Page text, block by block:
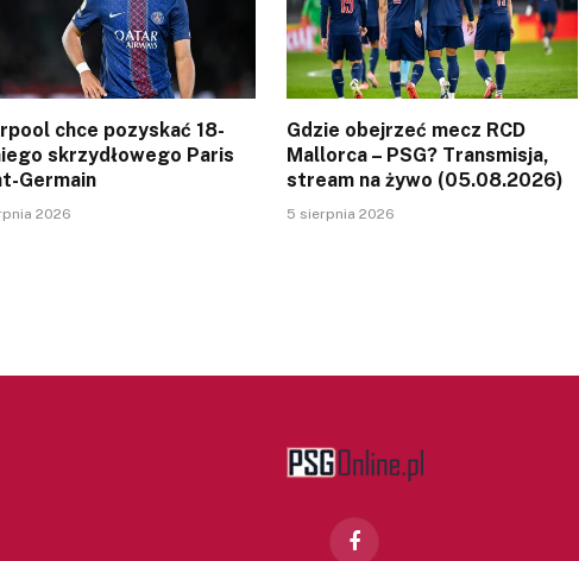
chce pozyskać 18-
skrzydłowego Paris
Germain
2026
Gdzie obejrzeć mecz RCD
Mallorca – PSG? Transmisja,
stream na żywo (05.08.2026)
5 sierpnia 2026
Facebook